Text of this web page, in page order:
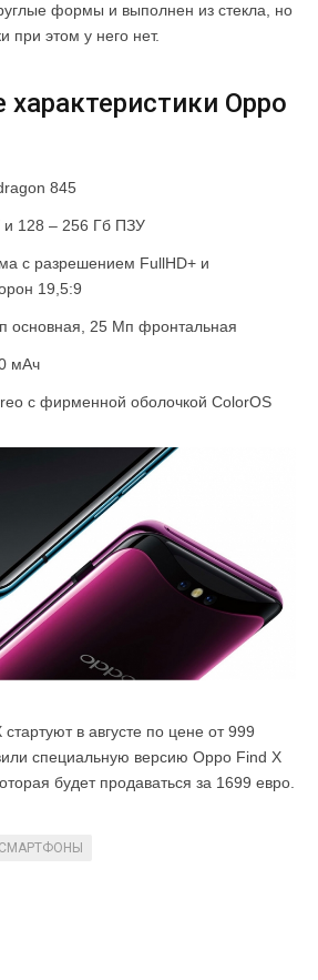
формы и выполнен из стекла, но
при этом у него нет.
характеристики Oppo
845
128 – 256 Гб ПЗУ
с разрешением FullHD+ и
19,5:9
основная, 25 Мп фронтальная
мАч
с фирменной оболочкой ColorOS
в августе по цене от 999
специальную версию Oppo Find X
будет продаваться за 1699 евро.
СМАРТФОНЫ